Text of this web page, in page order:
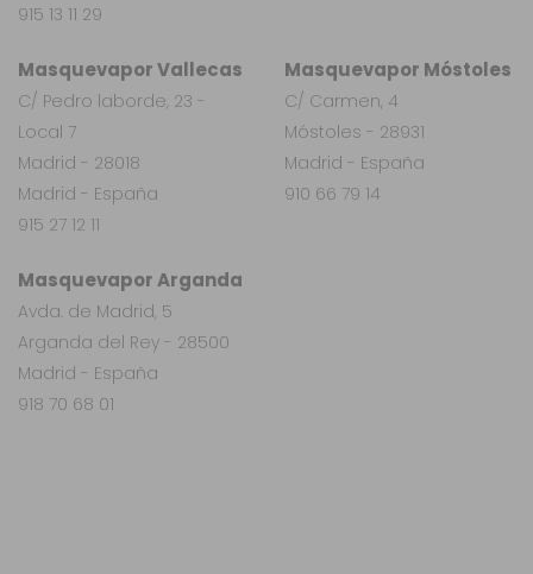
Masquevapor Arganda
Avda. de Madrid, 5
Arganda del Rey - 28500
Madrid - España
918 70 68 01
915 13 11 29
Masquevapor Vallecas
C/ Pedro laborde, 23 -
Local 7
Madrid - 28018
Madrid - España
915 27 12 11
Masquevapor Móstoles
C/ Carmen, 4
Móstoles - 28931
Madrid - España
910 66 79 14